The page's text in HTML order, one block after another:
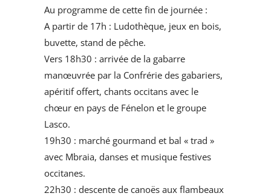
Au programme de cette fin de journée :
A partir de 17h : Ludothèque, jeux en bois,
buvette, stand de pêche.
Vers 18h30 : arrivée de la gabarre
manœuvrée par la Confrérie des gabariers,
apéritif offert, chants occitans avec le
chœur en pays de Fénelon et le groupe
Lasco.
19h30 : marché gourmand et bal « trad »
avec Mbraia, danses et musique festives
occitanes.
22h30 : descente de canoës aux flambeaux